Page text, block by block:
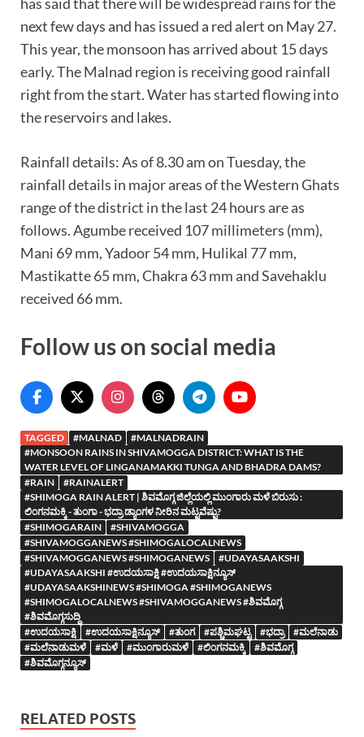
next few days and has issued a red alert on May 27.
This year, the monsoon has arrived about 15 days
early. The Malnad region is receiving good rainfall
right from the start. Water has started flowing into
the reservoirs and lakes.
Rainfall details: As of 8.30 am on Tuesday, the
rainfall details in major areas of the Western Ghats
range of the district in the last 24 hours are as
follows. Agumbe received 107 millimeters (mm),
Mani 69 mm, Yadoor 54 mm, Hulikal 77 mm,
Mastikatte 65 mm, Chakra 63 mm and Savehaklu
received 66 mm.
Follow us on social media
TAGGED #MALNAD
#MALNADRAIN
#MONSOON RAINS IN SHIVAMOGGA DISTRICT: WHAT IS THE
WATER LEVEL OF LINGANAMAKKI TUNGA AND BHADRA DAMS?
#RAIN
#RAINALERT
#SHIMOGA RAIN ALERT | ಶಿವಮೊಗ್ಗ ಜಿಲ್ಲೆಯಲ್ಲಿ ಮುಂಗಾರು ಮಳೆ ಬಿರುಸು :
ಲಿಂಗನಮಕ್ಕಿ - ತುಂಗಾ - ಭದ್ರಾ ಡ್ಯಾಂಗಳ ನೀರಿನ ಮಟ್ಟವೆಷ್ಟು?
#SHIMOGARAIN
#SHIVAMOGGA
#SHIVAMOGGANEWS #SHIMOGALOCALNEWS
#SHIVAMOGGANEWS #SHIMOGANEWS
#UDAYASAAKSHI
#UDAYASAAKSHI #ಉದಯಸಾಕ್ಷಿ #ಉದಯಸಾಕ್ಷಿನ್ಯೂಸ್
#UDAYASAAKSHINEWS #SHIMOGA #SHIMOGANEWS
#SHIMOGALOCALNEWS #SHIVAMOGGANEWS #ಶಿವಮೊಗ್ಗ
#ಶಿವಮೊಗ್ಗಸುದ್ದಿ
#ಉದಯಸಾಕ್ಷಿ
#ಉದಯಸಾಕ್ಷಿನ್ಯೂಸ್ #ತುಂಗ #ಪಶ್ಚಿಮಘಟ್ಟ #ಭದ್ರಾ
#ಮಲೆನಾಡು
#ಮಲೆನಾಡುಮಳೆ
#ಮಳೆ #ಮುಂಗಾರುಮಳೆ #ಲಿಂಗನಮಕ್ಕಿ
#ಶಿವಮೊಗ್ಗ
#ಶಿವಮೊಗ್ಗನ್ಯೂಸ್
RELATED POSTS